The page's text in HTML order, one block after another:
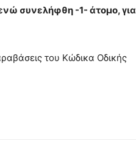
συνελήφθη -1- άτομο, για
του Κώδικα Οδικής